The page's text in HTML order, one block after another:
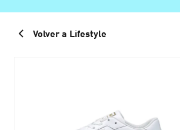
Volver a Lifestyle